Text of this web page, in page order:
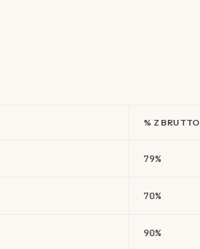
% Z BRUTTO
79%
70%
90%